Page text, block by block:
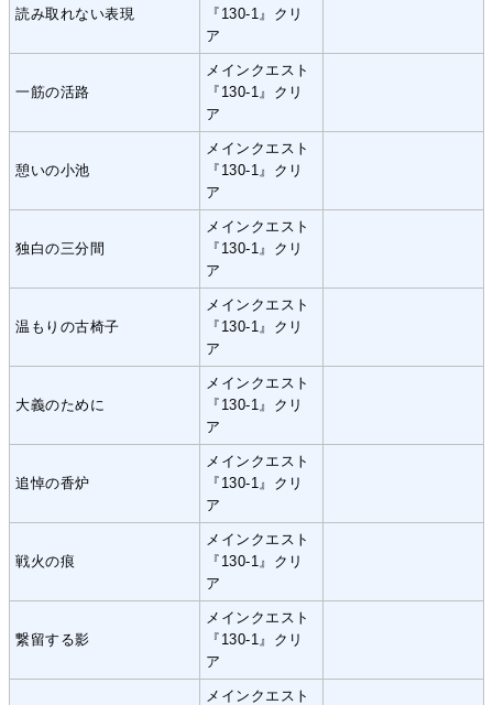
読み取れない表現
『130-1』クリ
ア
一筋の活路
メインクエスト
『130-1』クリ
ア
憩いの小池
メインクエスト
『130-1』クリ
ア
独白の三分間
メインクエスト
『130-1』クリ
ア
温もりの古椅子
メインクエスト
『130-1』クリ
ア
大義のために
メインクエスト
『130-1』クリ
ア
追悼の香炉
メインクエスト
『130-1』クリ
ア
戦火の痕
メインクエスト
『130-1』クリ
ア
繋留する影
メインクエスト
『130-1』クリ
ア
メインクエスト